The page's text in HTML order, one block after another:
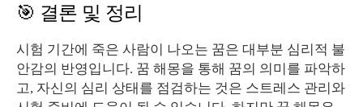
🎯 결론 및 정리
시험 기간에 죽은 사람이 나오는 꿈은 대부분 심리적 불
안감의 반영입니다. 꿈 해몽을 통해 꿈의 의미를 파악하
고, 자신의 심리 상태를 점검하는 것은 스트레스 관리와